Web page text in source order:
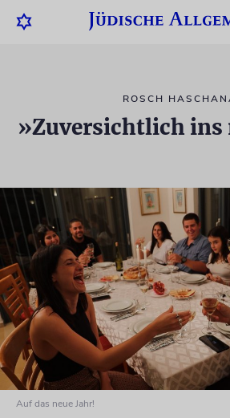
ROSCH
»Zuversichtlich ins
Auf das neue Jahr!